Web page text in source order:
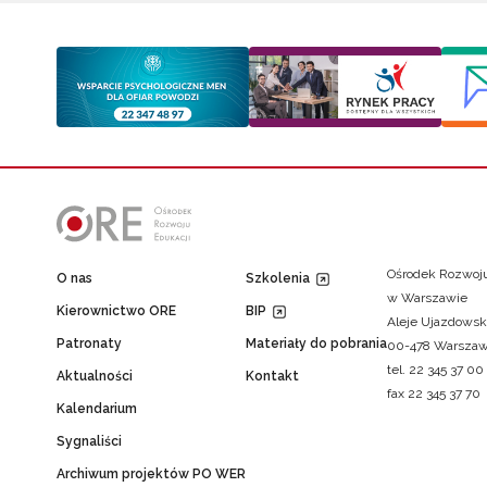
O nas
Kierownictwo ORE
Patronaty
Aktualności
Kalendarium
Sygnaliści
Archiwum projektów PO WER
Szkolenia
BIP
Materiały do pobrania
Kontakt
Ośrodek
w Warszawie
Aleje
00-478
tel. 22 345 37 00
fax 22 345 37 70